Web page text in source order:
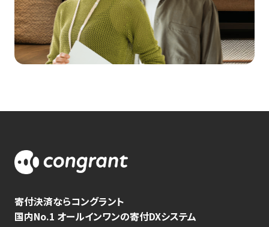
寄付決済ならコングラント
国内No.1 オールインワンの寄付DXシステム